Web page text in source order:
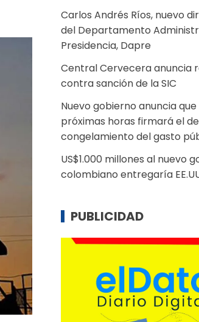
Carlos Andrés Ríos, nuevo
del Departamento
Presidencia, Dapre
Central Cervecera anuncia
contra sanción de la SIC
Nuevo gobierno anuncia
próximas horas firmará el
congelamiento del gasto
US$1.000 millones al nuevo
colombiano entregaría
PUBLICIDAD